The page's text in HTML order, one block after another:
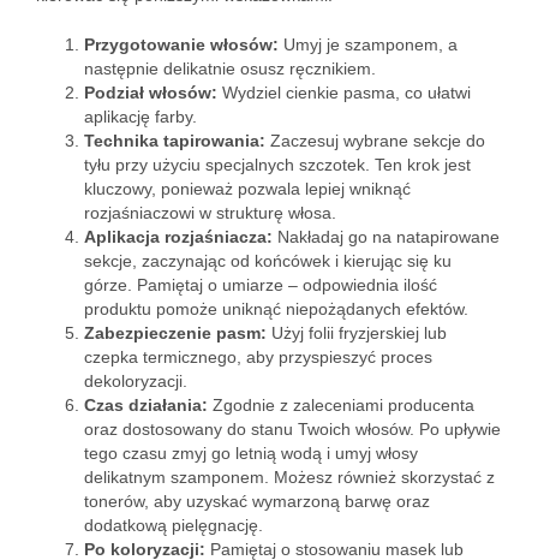
Przygotowanie włosów: Umyj je szamponem, a
następnie delikatnie osusz ręcznikiem.
Podział włosów: Wydziel cienkie pasma, co ułatwi
aplikację farby.
Technika tapirowania: Zaczesuj wybrane sekcje do
tyłu przy użyciu specjalnych szczotek. Ten krok jest
kluczowy, ponieważ pozwala lepiej wniknąć
rozjaśniaczowi w strukturę włosa.
Aplikacja rozjaśniacza: Nakładaj go na natapirowane
sekcje, zaczynając od końcówek i kierując się ku
górze. Pamiętaj o umiarze – odpowiednia ilość
produktu pomoże uniknąć niepożądanych efektów.
Zabezpieczenie pasm: Użyj folii fryzjerskiej lub
czepka termicznego, aby przyspieszyć proces
dekoloryzacji.
Czas działania: Zgodnie z zaleceniami producenta
oraz dostosowany do stanu Twoich włosów. Po upływie
tego czasu zmyj go letnią wodą i umyj włosy
delikatnym szamponem. Możesz również skorzystać z
tonerów, aby uzyskać wymarzoną barwę oraz
dodatkową pielęgnację.
Po koloryzacji: Pamiętaj o stosowaniu masek lub